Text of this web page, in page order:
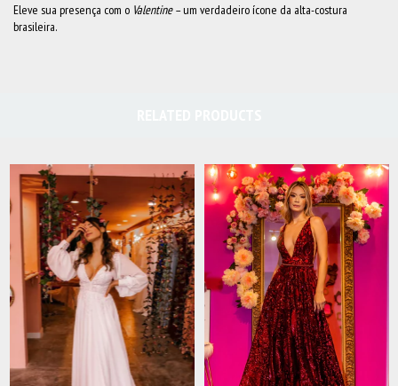
Eleve sua presença com o Valentine– um verdadeiro ícone da alta-costura
brasileira.